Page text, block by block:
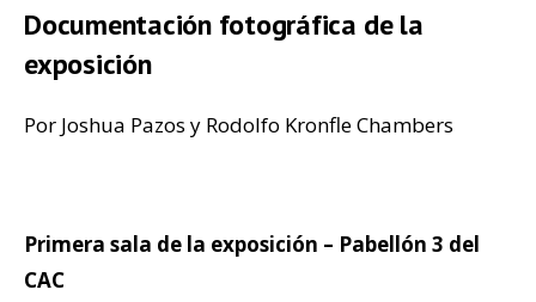
Documentación fotográfica de la
exposición
Por Joshua Pazos y Rodolfo Kronfle Chambers
Primera sala de la exposición – Pabellón 3 del
CAC